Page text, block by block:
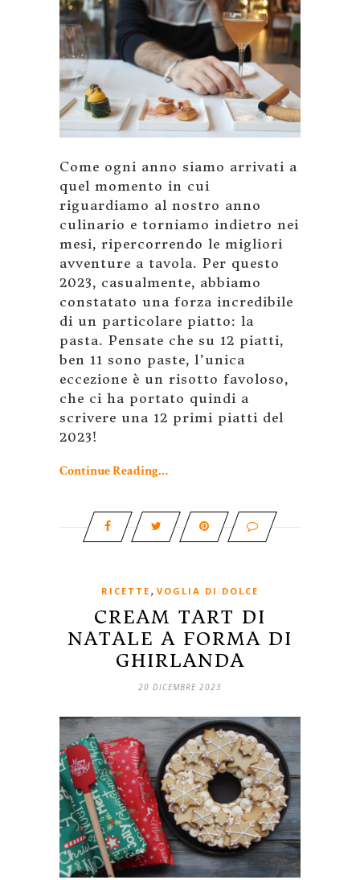
Come ogni anno siamo arrivati a
quel momento in cui
riguardiamo al nostro anno
culinario e torniamo indietro nei
mesi, ripercorrendo le migliori
avventure a tavola. Per questo
2023, casualmente, abbiamo
constatato una forza incredibile
di un particolare piatto: la
pasta. Pensate che su 12 piatti,
ben 11 sono paste, l’unica
eccezione è un risotto favoloso,
che ci ha portato quindi a
scrivere una 12 primi piatti del
2023!
Continue Reading…
RICETTE , VOGLIA DI DOLCE
CREAM TART DI
NATALE A FORMA DI
GHIRLANDA
20 DICEMBRE 2023